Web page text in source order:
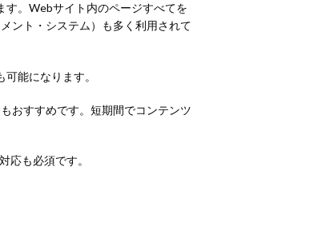
す。Webサイト内のページすべてを
ント・システム）も多く利用されて
能になります。
おすすめです。短期間でコンテンツ
応も必須です。